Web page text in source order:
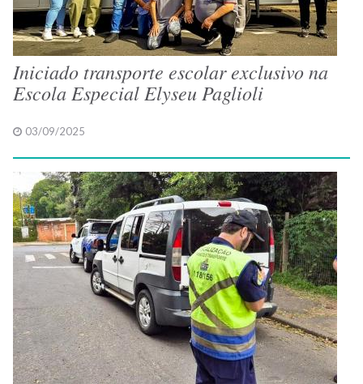
Iniciado transporte escolar exclusivo na
Escola Especial Elyseu Paglioli
03/09/2025